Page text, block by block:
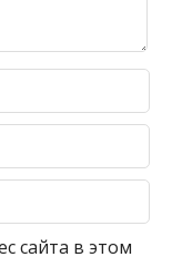
сайта в этом